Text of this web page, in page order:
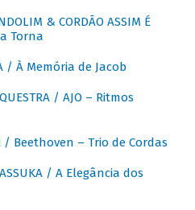
& CORDÃO ASSIM É
Torna
/ À Memória de Jacob
/ AJO – Ritmos
/ Beethoven – Trio de Cordas
/ A Elegância dos